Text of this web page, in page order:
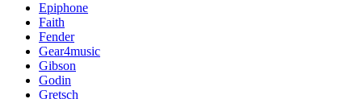
Epiphone
Faith
Fender
Gear4music
Gibson
Godin
Gretsch